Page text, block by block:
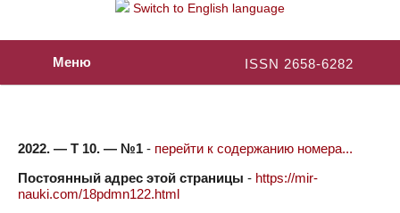
Switch to English language
ISSN 2658-6282
Меню
2022. — Т 10. — №1 - перейти к содержанию номера...
Постоянный адрес этой страницы - https://mir-
nauki.com/18pdmn122.html